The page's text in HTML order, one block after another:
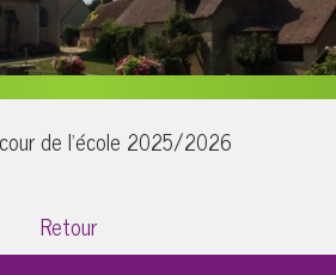
de l'école 2025/2026
Retour